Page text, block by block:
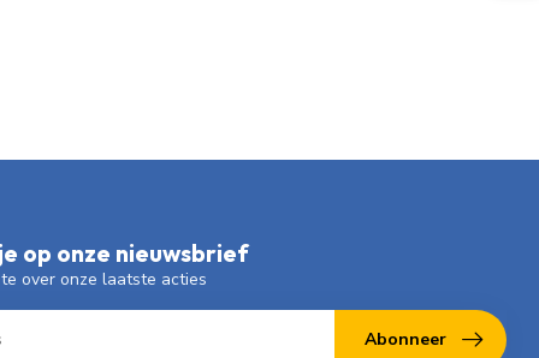
op onze nieuwsbrief
over onze laatste acties
Abonneer